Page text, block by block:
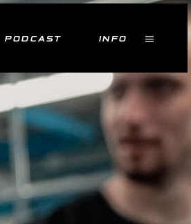
PODCAST INFO